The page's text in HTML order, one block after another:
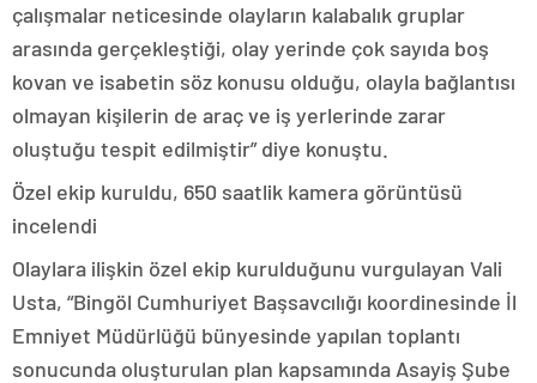
çalışmalar neticesinde olayların kalabalık gruplar
arasında gerçekleştiği, olay yerinde çok sayıda boş
kovan ve isabetin söz konusu olduğu, olayla bağlantısı
olmayan kişilerin de araç ve iş yerlerinde zarar
oluştuğu tespit edilmiştir” diye konuştu.
Özel ekip kuruldu, 650 saatlik kamera görüntüsü
incelendi
Olaylara ilişkin özel ekip kurulduğunu vurgulayan Vali
Usta, “Bingöl Cumhuriyet Başsavcılığı koordinesinde İl
Emniyet Müdürlüğü bünyesinde yapılan toplantı
sonucunda oluşturulan plan kapsamında Asayiş Şube